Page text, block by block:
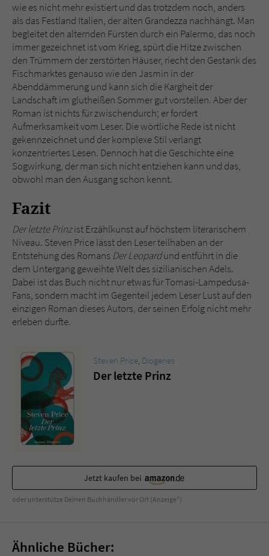
wie es nicht mehr existiert und das trotzdem noch, anders
als das Festland Italien, der alten Grandezza nachhängt. Man
begleitet den alternden Fürsten durch ein Palermo, das noch
immer gezeichnet ist vom Krieg, spürt die Hitze zwischen
den Trümmern der zerstörten Häuser, riecht den Gestank des
Fischmarktes genauso wie den Jasmin in der
Abenddämmerung und kann sich die Kargheit der
Landschaft im glutheißen Sommer gut vorstellen. Aber der
Roman ist nichts für zwischendurch; er fordert
Aufmerksamkeit vom Leser. Die wörtliche Rede ist nicht
gekennzeichnet und der komplexe Stil verlangt
konzentriertes Lesen. Dennoch hat die Geschichte eine
Sogwirkung, der man sich nicht entziehen kann und das,
obwohl man den Ausgang schon kennt.
Fazit
Der letzte Prinzist Erzählkunst auf höchstem literarischem
Niveau. Steven Price lässt den Leser teilhaben an der
Entstehung des Romans Der Leopardund entführt in die
dem Untergang geweihte Welt des sizilianischen Adels.
Dabei ist das Buch nicht nur etwas für Tomasi-Lampedusa-
Fans, sondern macht im Gegenteil jedem Leser Lust auf den
einzigen Roman dieses Autors, der seinen Erfolg nicht mehr
erleben durfte.
Steven Price, Diogenes
Der letzte Prinz
Jetzt kaufen bei
oder unterstütze Deinen Buchhändler vor Ort (Anzeige*)
Ähnliche Bücher: